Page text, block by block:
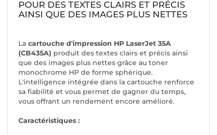
POUR DES TEXTES CLAIRS ET PRÉCIS
AINSI QUE DES IMAGES PLUS NETTES
La cartouche d'impression HP LaserJet 35A
(CB435A) produit des textes clairs et précis ainsi
que des images plus nettes grâce au toner
monochrome HP de forme sphérique.
L'intelligence intégrée dans la cartouche renforce
sa fiabilité et vous permet de gagner du temps,
vous offrant un rendement encore amélioré.
Caractéristiques :